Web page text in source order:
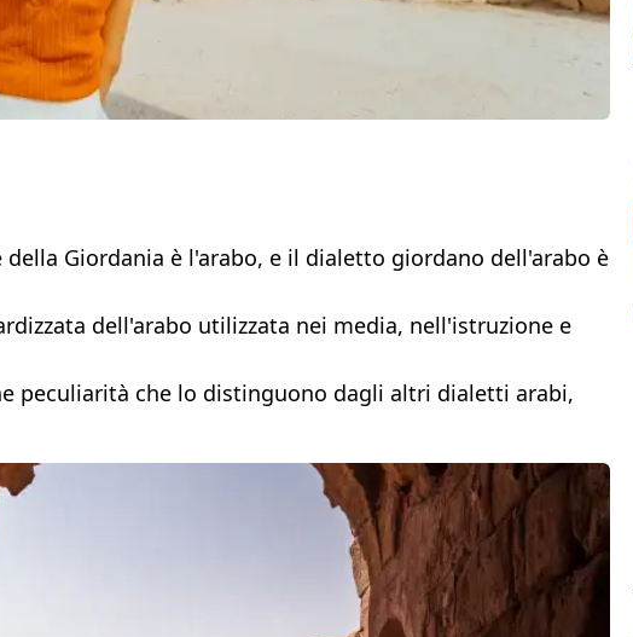
Giordania è l'arabo, e il dialetto giordano dell'arabo è
dell'arabo utilizzata nei media, nell'istruzione e
peculiarità che lo distinguono dagli altri dialetti arabi,